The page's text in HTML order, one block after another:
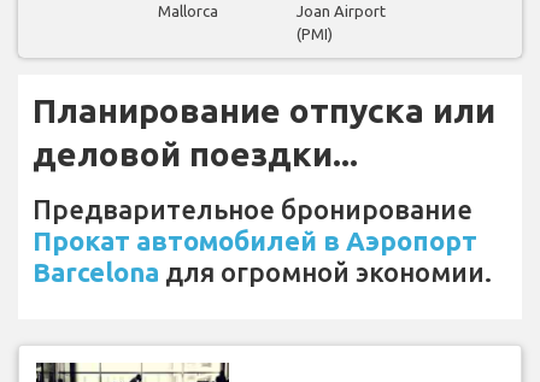
Mallorca
Joan Airport
(PMI)
Планирование отпуска или
деловой поездки...
Предварительное бронирование
Прокат автомобилей в Аэропорт
Barcelona для огромной экономии.